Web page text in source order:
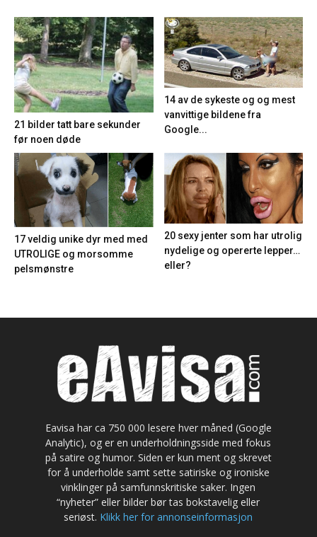
21 bilder tatt bare sekunder
før noen døde
14 av de sykeste og og mest
vanvittige bildene fra
Google...
17 veldig unike dyr med med
UTROLIGE og morsomme
pelsmønstre
20 sexy jenter som har utrolig
nydelige og opererte lepper…
eller?
Eavisa har ca 750 000 lesere hver måned (Google
Analytic), og er en underholdningsside med fokus
på satire og humor. Siden er kun ment og skrevet
for å underholde samt sette satiriske og ironiske
vinklinger på samfunnskritiske saker. Ingen
“nyheter” eller bilder bør tas bokstavelig eller
seriøst. Klikk her for annonseinformasjon